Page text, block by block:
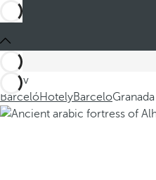
Jste v
BarcelóHotelyBarceloGranada